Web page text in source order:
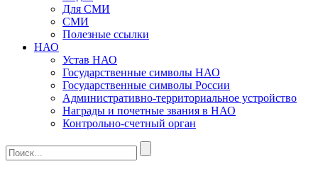
Для СМИ
СМИ
Полезные ссылки
НАО
Устав НАО
Государственные символы НАО
Государственные символы России
Административно-территориальное устройство
Награды и почетные звания в НАО
Контрольно-счетный орган